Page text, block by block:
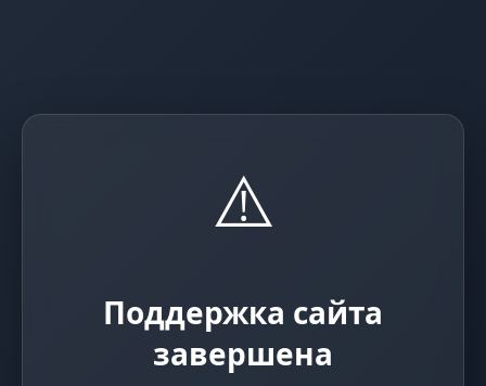
⚠️
Поддержка сайта
завершена